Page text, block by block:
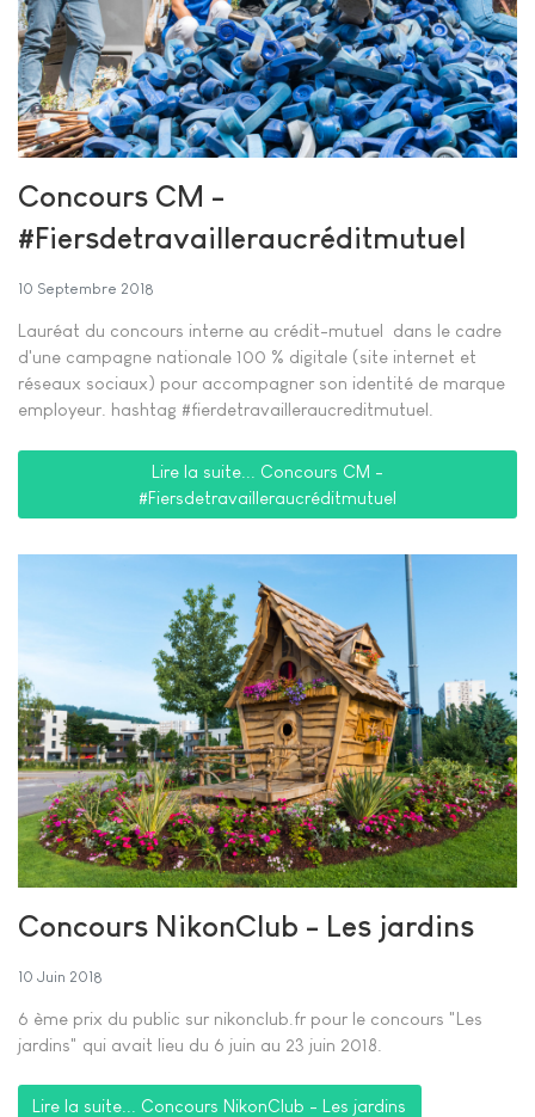
Concours CM -
#Fiersdetravailleraucréditmutuel
10 Septembre 2018
Lauréat du concours interne au crédit-mutuel dans le cadre
d'une campagne nationale 100 % digitale (site internet et
réseaux sociaux) pour accompagner son identité de marque
employeur. hashtag #fierdetravailleraucreditmutuel.
Lire la suite... Concours CM -
#Fiersdetravailleraucréditmutuel
Concours NikonClub - Les jardins
10 Juin 2018
6 ème prix du public sur nikonclub.fr pour le concours "Les
jardins" qui avait lieu du 6 juin au 23 juin 2018.
Lire la suite... Concours NikonClub - Les jardins